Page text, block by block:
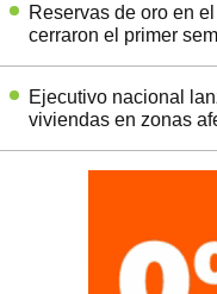
Reservas de oro en
cerraron el primer
Ejecutivo nacional
viviendas en zonas